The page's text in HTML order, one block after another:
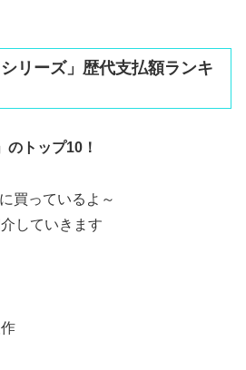
リーズ」歴代支払額ランキ
のトップ10！
買っているよ～
していきます